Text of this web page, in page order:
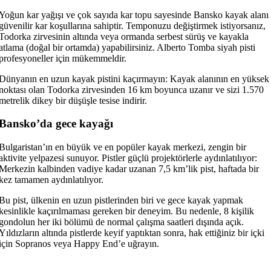
kar yağışı ve çok sayıda kar topu sayesinde Bansko kayak alanı
kar koşullarına sahiptir. Temponuzu değiştirmek istiyorsanız,
zirvesinin altında veya ormanda serbest sürüş ve kayakla
(doğal bir ortamda) yapabilirsiniz. Alberto Tomba siyah pisti
için mükemmeldir.
en uzun kayak pistini kaçırmayın: Kayak alanının en yüksek
olan Todorka zirvesinden 16 km boyunca uzanır ve sizi 1.570
dikey bir düşüşle tesise indirir.
gece kayağı
en büyük ve en popüler kayak merkezi, zengin bir
yelpazesi sunuyor. Pistler güçlü projektörlerle aydınlatılıyor:
kalbinden vadiye kadar uzanan 7,5 km’lik pist, haftada bir
tamamen aydınlatılıyor.
pist, ülkenin en uzun pistlerinden biri ve gece kayak yapmak
kaçırılmaması gereken bir deneyim. Bu nedenle, 8 kişilik
her iki bölümü de normal çalışma saatleri dışında açık.
altında pistlerde keyif yaptıktan sonra, hak ettiğiniz bir içki
Sopranos veya Happy End’e uğrayın.